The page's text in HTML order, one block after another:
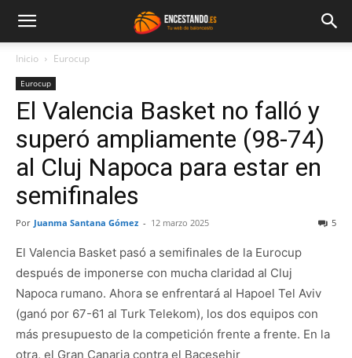
Inicio Eurocup
Eurocup
El Valencia Basket no falló y
superó ampliamente (98-74)
al Cluj Napoca para estar en
semifinales
Por Juanma Santana Gómez - 12 marzo 2025 5
El Valencia Basket pasó a semifinales de la Eurocup
después de imponerse con mucha claridad al Cluj
Napoca rumano. Ahora se enfrentará al Hapoel Tel Aviv
(ganó por 67-61 al Turk Telekom), los dos equipos con
más presupuesto de la competición frente a frente. En la
otra, el Gran Canaria contra el Bacesehir